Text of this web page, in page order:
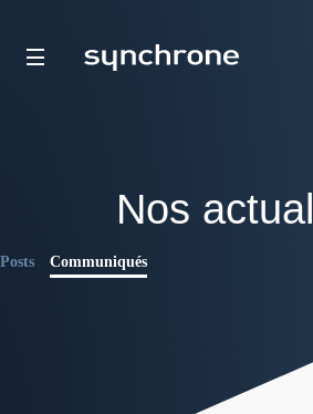
Nos
Posts Communiqués